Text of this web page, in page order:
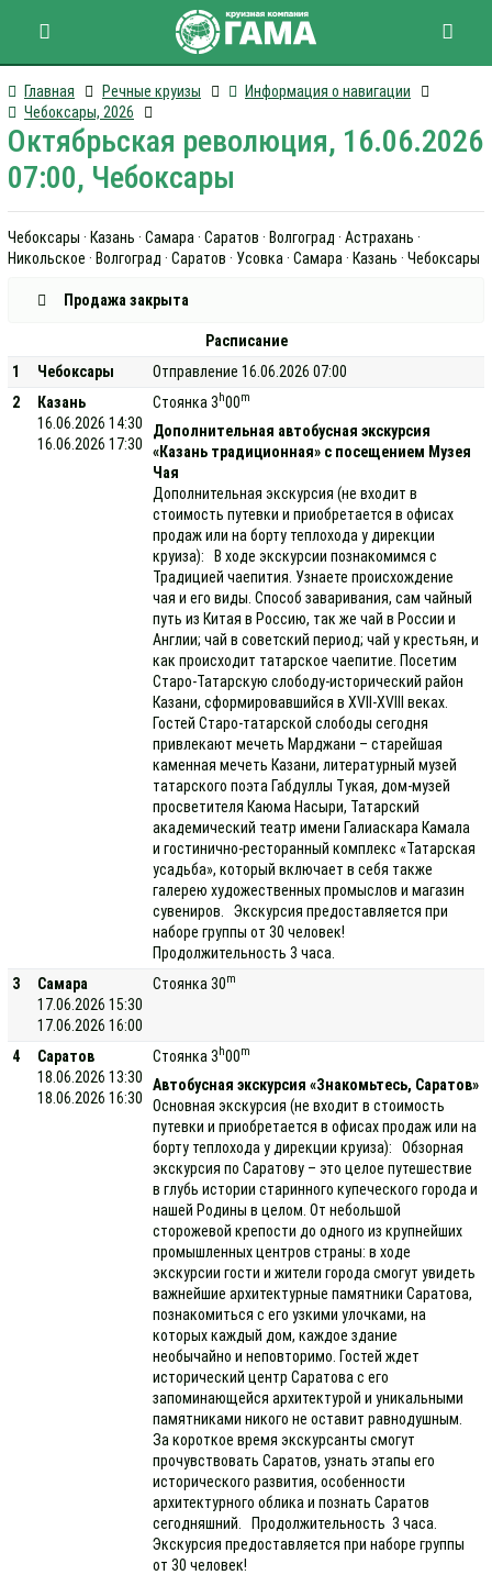
Главная Речные круизы
Информация о навигации
Чебоксары, 2026
Октябрьская революция, 16.06.2026
07:00, Чебоксары
Чебоксары · Казань · Самара · Саратов · Волгоград · Астрахань ·
Никольское · Волгоград · Саратов · Усовка · Самара · Казань · Чебоксары
Продажа закрыта
Расписание
1
Чебоксары
Отправление 16.06.2026 07:00
2
Казань
16.06.2026 14:30
16.06.2026 17:30
Стоянка 3 h00m
Дополнительная автобусная экскурсия
«Казань традиционная» с посещением Музея
Чая
Дополнительная экскурсия (не входит в
стоимость путевки и приобретается в офисах
продаж или на борту теплохода у дирекции
круиза): В ходе экскурсии познакомимся с
Традицией чаепития. Узнаете происхождение
чая и его виды. Способ заваривания, сам чайный
путь из Китая в Россию, так же чай в России и
Англии; чай в советский период; чай у крестьян, и
как происходит татарское чаепитие. Посетим
Старо-Татарскую слободу-исторический район
Казани, сформировавшийся в XVII-XVIII веках.
Гостей Старо-татарской слободы сегодня
привлекают мечеть Марджани – старейшая
каменная мечеть Казани, литературный музей
татарского поэта Габдуллы Тукая, дом-музей
просветителя Каюма Насыри, Татарский
академический театр имени Галиаскара Камала
и гостинично-ресторанный комплекс «Татарская
усадьба», который включает в себя также
галерею художественных промыслов и магазин
сувениров. Экскурсия предоставляется при
наборе группы от 30 человек!
Продолжительность 3 часа.
3
Самара
17.06.2026 15:30
17.06.2026 16:00
Стоянка 30m
4
Саратов
18.06.2026 13:30
18.06.2026 16:30
Стоянка 3 h00m
Автобусная экскурсия «Знакомьтесь, Саратов»
Основная экскурсия (не входит в стоимость
путевки и приобретается в офисах продаж или на
борту теплохода у дирекции круиза): Обзорная
экскурсия по Саратову – это целое путешествие
в глубь истории старинного купеческого города и
нашей Родины в целом. От небольшой
сторожевой крепости до одного из крупнейших
промышленных центров страны: в ходе
экскурсии гости и жители города смогут увидеть
важнейшие архитектурные памятники Саратова,
познакомиться с его узкими улочками, на
которых каждый дом, каждое здание
необычайно и неповторимо. Гостей ждет
исторический центр Саратова с его
запоминающейся архитектурой и уникальными
памятниками никого не оставит равнодушным.
За короткое время экскурсанты смогут
прочувствовать Саратов, узнать этапы его
исторического развития, особенности
архитектурного облика и познать Саратов
сегодняшний. Продолжительность 3 часа.
Экскурсия предоставляется при наборе группы
от 30 человек!